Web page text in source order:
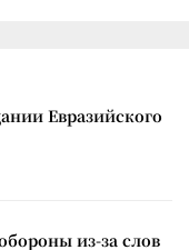
Евразийского
из-за слов